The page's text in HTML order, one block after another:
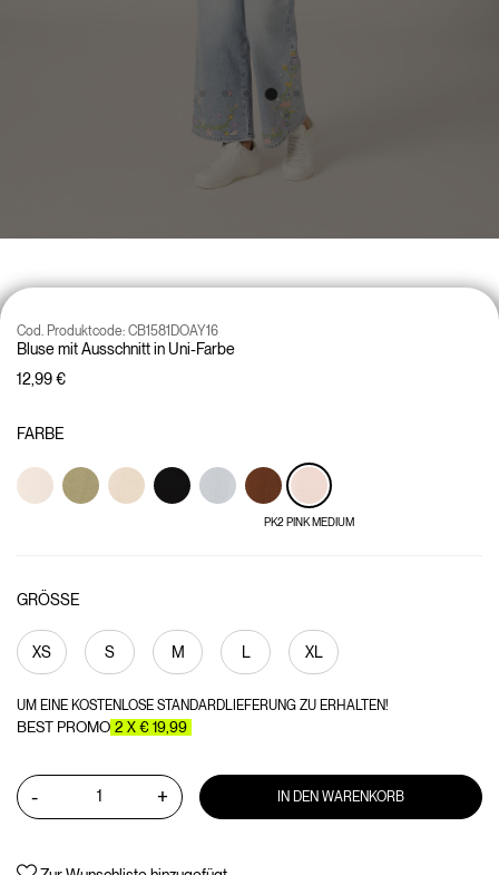
Bluse mit Ausschnitt in Uni-Farbe
Cod. Produktcode: CB1581DOAY16
12,99 €
FARBE
PK2 PINK MEDIUM
GRÖSSE
XS S M L XL
UM EINE KOSTENLOSE STANDARDLIEFERUNG ZU ERHALTEN!
BEST PROMO 2 X € 19,99
- + IN DEN WARENKORB